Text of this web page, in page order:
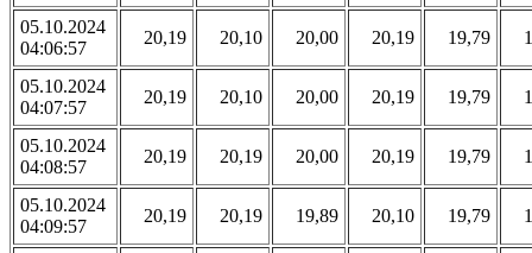
05.10.2024
04:06:57
20,19 20,10 20,00 20,19 19,79
05.10.2024
04:07:57
20,19 20,10 20,00 20,19 19,79
05.10.2024
04:08:57
20,19 20,19 20,00 20,19 19,79
05.10.2024
04:09:57
20,19 20,19 19,89 20,10 19,79